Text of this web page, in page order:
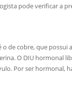
pode verificar a
de cobre, que possui
O DIU hormonal
Por ser hormonal,